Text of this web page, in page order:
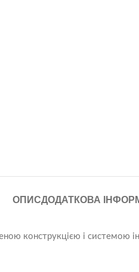
ОПИСДОДАТКОВА
конструкцією і системою